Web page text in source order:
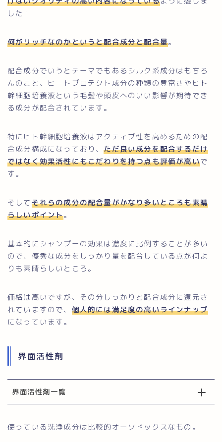
した！
何がリッチなのかというと配合成分と配合量。
配合成分でいうとテーマでもあるシルク系成分はもちろ
んのこと、ヒートプロテクト成分の種類の豊富さやヒト
幹細胞培養液という毛髪や頭皮へのいい影響が期待でき
る成分が配合されています。
特にヒト幹細胞培養液はアクティブ性を高めるための配
合成分構成になっており、ただ良い成分を配合するだけ
ではなく効果活性にもこだわりを持つ点も評価が高いで
す。
そしてそれらの成分の配合量がかなり多いところも素晴
らしいポイント。
基本的にシャンプーの効果は濃度に比例することが多い
ので、優秀な成分をしっかり量を配合している点が何よ
りも素晴らしいところ。
価格は高いですが、その分しっかりと配合成分に還元さ
れていますので、 個人的には満足度の高いラインナップ
になっています。
界面活性剤
界面活性剤一覧
使っている洗浄成分は比較的オーソドックスなもの。